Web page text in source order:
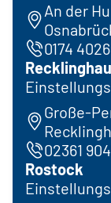
An der
0174
Große-
02361
Rostock